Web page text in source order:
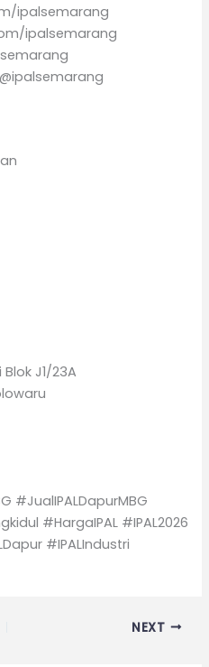
ipalsemarang
ipalsemarang
J1/23A
#JualIPALDapurMBG
#HargaIPAL #IPAL2026
#IPALIndustri
NEXT